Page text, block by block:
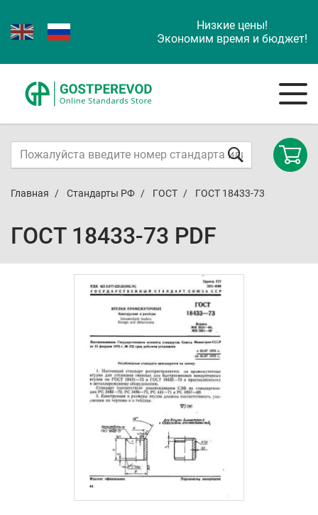
Низкие цены!
Экономим время и бюджет!
Главная Стандарты РФ ГОСТ ГОСТ 18433-73
ГОСТ 18433-73 PDF